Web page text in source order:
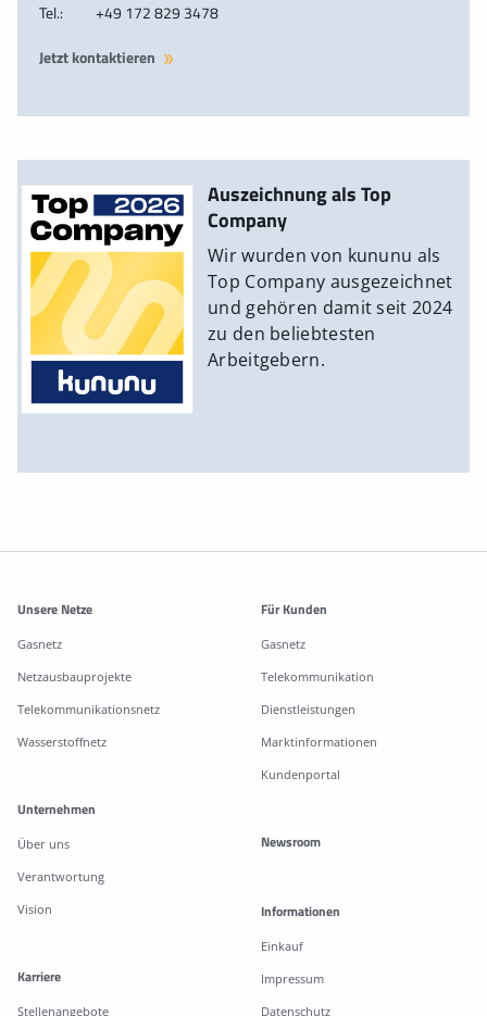
Tel.:
+49 172 829 3478
Jetzt kontaktieren
Auszeichnung als Top
Company
Wir wurden von kununu als
Top Company ausgezeichnet
und gehören damit seit 2024
zu den beliebtesten
Arbeitgebern.
Weitere Informationen
Unsere Netze
Gasnetz
Netzausbauprojekte
Telekommunikationsnetz
Wasserstoffnetz
Für Kunden
Gasnetz
Telekommunikation
Dienstleistungen
Marktinformationen
Kundenportal
Unternehmen
Über uns
Verantwortung
Vision
Karriere
Stellenangebote
Newsroom
Informationen
Einkauf
Impressum
Datenschutz